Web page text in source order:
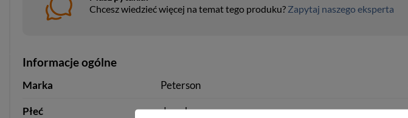
Chcesz wiedzieć więcej na temat tego produku? Zapytaj naszego eksperta
Informacje ogólne
Marka Peterson
Płeć damska